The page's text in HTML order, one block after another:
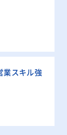
業スキル強